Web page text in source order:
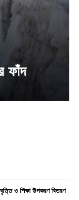
ফাঁদ
ও শিক্ষা উপকরণ বিতরণ